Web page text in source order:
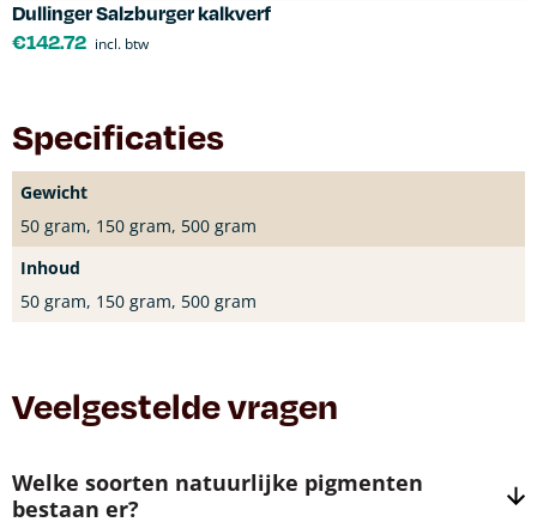
Dullinger Salzburger kalkverf
€142.72 incl. btw
Specificaties
Gewicht
50 gram, 150 gram, 500 gram
Inhoud
50 gram, 150 gram, 500 gram
Veelgestelde vragen
Welke soorten natuurlijke pigmenten
bestaan er?